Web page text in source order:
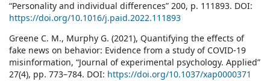
“Personality and individual differences” 200, p. 111893. DOI:
https://doi.org/10.1016/j.paid.2022.111893
Greene C. M., Murphy G. (2021), Quantifying the effects of
fake news on behavior: Evidence from a study of COVID-19
misinformation, “Journal of experimental psychology. Applied”
27(4), pp. 773–784. DOI: https://doi.org/10.1037/xap0000371